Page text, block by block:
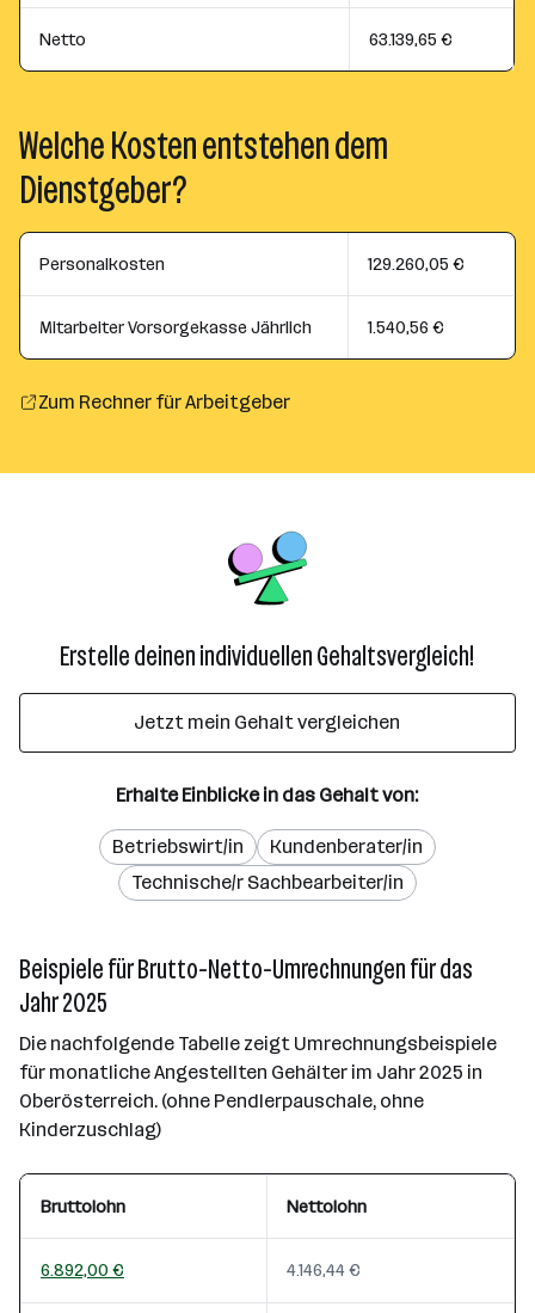
Netto 63.139,65 €
Welche Kosten entstehen dem
Dienstgeber?
Personalkosten 129.260,05 €
Mitarbeiter Vorsorgekasse Jährlich 1.540,56 €
Zum Rechner für Arbeitgeber
Erstelle deinen individuellen Gehaltsvergleich!
Jetzt mein Gehalt vergleichen
Erhalte Einblicke in das Gehalt von:
Betriebswirt/in
Kundenberater/in
Technische/r Sachbearbeiter/in
Beispiele für Brutto-Netto-Umrechnungen für das
Jahr 2025
Die nachfolgende Tabelle zeigt Umrechnungsbeispiele
für monatliche Angestellten Gehälter im Jahr 2025 in
Oberösterreich. (ohne Pendlerpauschale, ohne
Kinderzuschlag)
Bruttolohn Nettolohn
6.892,00 € 4.146,44 €